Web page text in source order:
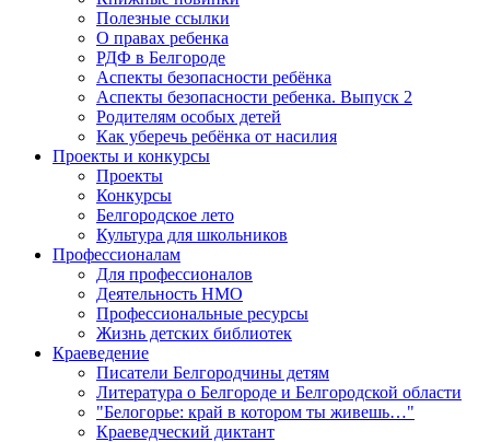
Полезные ссылки
О правах ребенка
РДФ в Белгороде
Аспекты безопасности ребёнка
Аспекты безопасности ребенка. Выпуск 2
Родителям особых детей
Как уберечь ребёнка от насилия
Проекты и конкурсы
Проекты
Конкурсы
Белгородское лето
Культура для школьников
Профессионалам
Для профессионалов
Деятельность НМО
Профессиональные ресурсы
Жизнь детских библиотек
Краеведение
Писатели Белгородчины детям
Литература о Белгороде и Белгородской области
"Белогорье: край в котором ты живешь…"
Краеведческий диктант